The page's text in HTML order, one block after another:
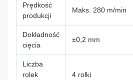
Prędkość
produkcji
Maks. 280 m/min
Dokładność
cięcia
±0,2 mm
Liczba
rolek
4 rolki